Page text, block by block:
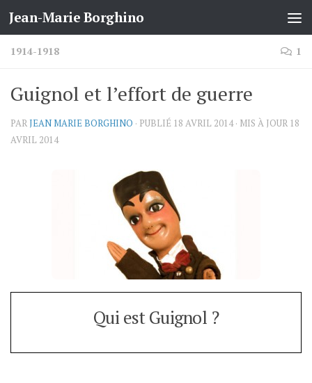
Skip to content
Jean-Marie Borghino
1914-1918 1
Guignol et l’effort de guerre
PARJEAN MARIE BORGHINO · PUBLIÉ 18 AVRIL 2014· MIS À JOUR 18
AVRIL 2014
Qui est Guignol ?